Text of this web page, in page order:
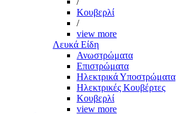
Κουβερλί
/
view more
Λευκά Είδη
Ανωστρώματα
Επιστρώματα
Ηλεκτρικά Υποστρώματα
Ηλεκτρικές Κουβέρτες
Κουβερλί
view more